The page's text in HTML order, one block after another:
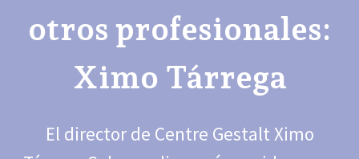
otros profesionales:
Ximo Tárrega
El director de Centre Gestalt Ximo